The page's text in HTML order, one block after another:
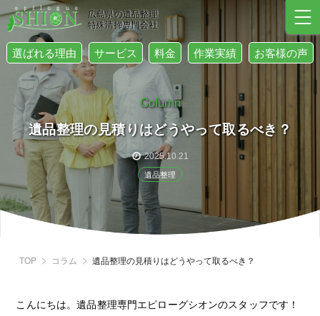
広島県の遺品整理
特殊清掃専門会社
選ばれる理由 サービス 料金 作業実績 お客様の声
Column
遺品整理の見積りはどうやって取るべき？
2025.10.21
遺品整理
TOP コラム 遺品整理の見積りはどうやって取るべき？
こんにちは。遺品整理専門エピローグシオンのスタッフです！